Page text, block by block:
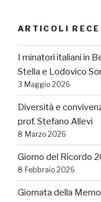
ARTICOLI
I minatori italiani in
Stella e Lodovico
3 Maggio 2026
Diversità e
prof. Stefano Allevi
8 Marzo 2026
Giorno del Ricordo
8 Febbraio 2026
Giornata della